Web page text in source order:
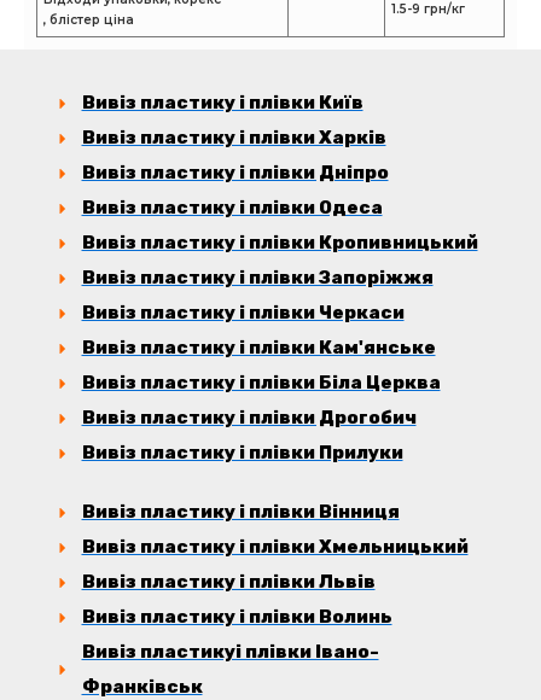
, блістер ціна
1.5-9 грн/кг
Вивіз пластику і плівки Київ
Вивіз пластику і плівки Харків
Вивіз пластику і плівки Дніпро
Вивіз пластику і плівки Одеса
Вивіз пластику і плівки Кропивницький
Вивіз пластику і плівки Запоріжжя
Вивіз пластику і плівки Черкаси
Вивіз пластику і плівки Кам'янське
Вивіз пластику і плівки Біла Церква
Вивіз пластику і плівки Дрогобич
Вивіз пластику і плівки Прилуки
Вивіз пластику і плівки Вінниця
Вивіз пластику і плівки Хмельницький
Вивіз пластику і плівки Львів
Вивіз пластику і плівки Волинь
Вивіз пластикуі плівки Івано-
Франківськ